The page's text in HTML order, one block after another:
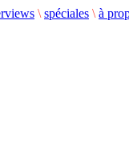
\ spéciales \ à